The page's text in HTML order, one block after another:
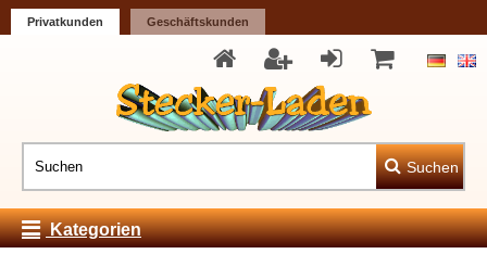
Privatkunden Geschäftskunden
Suchen
Kategorien